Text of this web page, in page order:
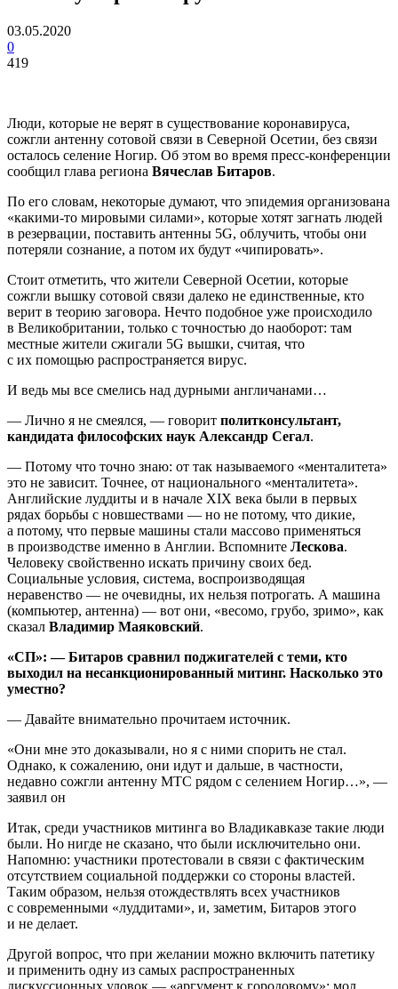
03.05.2020
0
419
Люди, которые не верят в существование коронавируса,
сожгли антенну сотовой связи в Северной Осетии, без связи
осталось селение Ногир. Об этом во время пресс-конференции
сообщил глава региона Вячеслав Битаров.
По его словам, некоторые думают, что эпидемия организована
«какими-то мировыми силами», которые хотят загнать людей
в резервации, поставить антенны 5G, облучить, чтобы они
потеряли сознание, а потом их будут «чипировать».
Стоит отметить, что жители Северной Осетии, которые
сожгли вышку сотовой связи далеко не единственные, кто
верит в теорию заговора. Нечто подобное уже происходило
в Великобритании, только с точностью до наоборот: там
местные жители сжигали 5G вышки, считая, что
с их помощью распространяется вирус.
И ведь мы все смелись над дурными англичанами…
— Лично я не смеялся, — говорит политконсультант,
кандидата философских наук Александр Сегал.
— Потому что точно знаю: от так называемого «менталитета»
это не зависит. Точнее, от национального «менталитета».
Английские луддиты и в начале XIX века были в первых
рядах борьбы с новшествами — но не потому, что дикие,
а потому, что первые машины стали массово применяться
в производстве именно в Англии. Вспомните Лескова.
Человеку свойственно искать причину своих бед.
Социальные условия, система, воспроизводящая
неравенство — не очевидны, их нельзя потрогать. А машина
(компьютер, антенна) — вот они, «весомо, грубо, зримо», как
сказал Владимир Маяковский.
«СП»: — Битаров сравнил поджигателей с теми, кто
выходил на несанкционированный митинг. Насколько это
уместно?
— Давайте внимательно прочитаем источник.
«Они мне это доказывали, но я с ними спорить не стал.
Однако, к сожалению, они идут и дальше, в частности,
недавно сожгли антенну МТС рядом с селением Ногир…», —
заявил он
Итак, среди участников митинга во Владикавказе такие люди
были. Но нигде не сказано, что были исключительно они.
Напомню: участники протестовали в связи с фактическим
отсутствием социальной поддержки со стороны властей.
Таким образом, нельзя отождествлять всех участников
с современными «луддитами», и, заметим, Битаров этого
и не делает.
Другой вопрос, что при желании можно включить патетику
и применить одну из самых распространенных
дискуссионных уловок — «аргумент к городовому»: мол,